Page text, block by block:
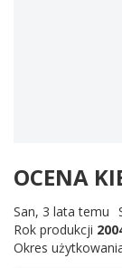
OCENA
San, 3 lata temu
Rok produkcji
Okres